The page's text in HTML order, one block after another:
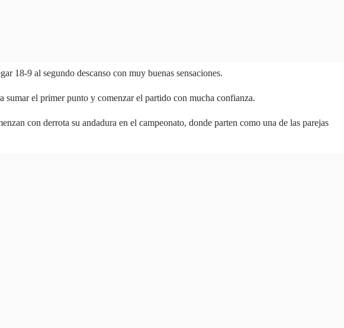
18-9 al segundo descanso con muy buenas sensaciones.
sumar el primer punto y comenzar el partido con mucha confianza.
con derrota su andadura en el campeonato, donde parten como una de las parejas